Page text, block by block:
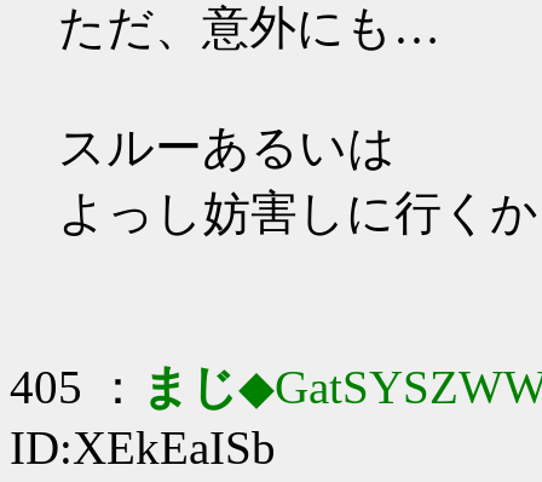
ただ、意外にも…
スルーあるいは
よっし妨害しに行く
405 ： まじ
ID:XEkEaISb